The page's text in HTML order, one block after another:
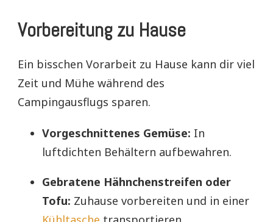
Vorbereitung zu Hause
Ein bisschen Vorarbeit zu Hause kann dir viel
Zeit und Mühe während des
Campingausflugs sparen.
Vorgeschnittenes Gemüse: In
luftdichten Behältern aufbewahren.
Gebratene Hähnchenstreifen oder
Tofu: Zuhause vorbereiten und in einer